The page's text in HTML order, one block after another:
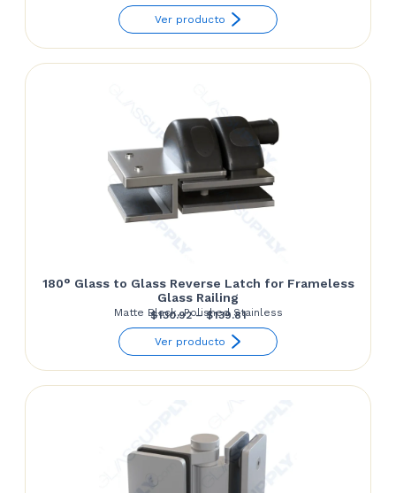
range:
through
Ver producto
180° Glass to Glass Reverse Latch for Frameless
Glass Railing
Matte Black, Polished Stainless
$130.92 – $139.81Price
range:
through
Ver producto